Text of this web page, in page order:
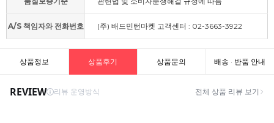
A/S 책임자와 전화번호 (주) 배드민턴마켓 고객센터 : 02-3663-3922
상품정보 상품후기 상품문의 배송 · 반품 안내